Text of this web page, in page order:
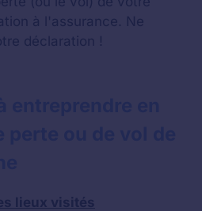
à l'assurance. Ne
déclaration !
lieux visités